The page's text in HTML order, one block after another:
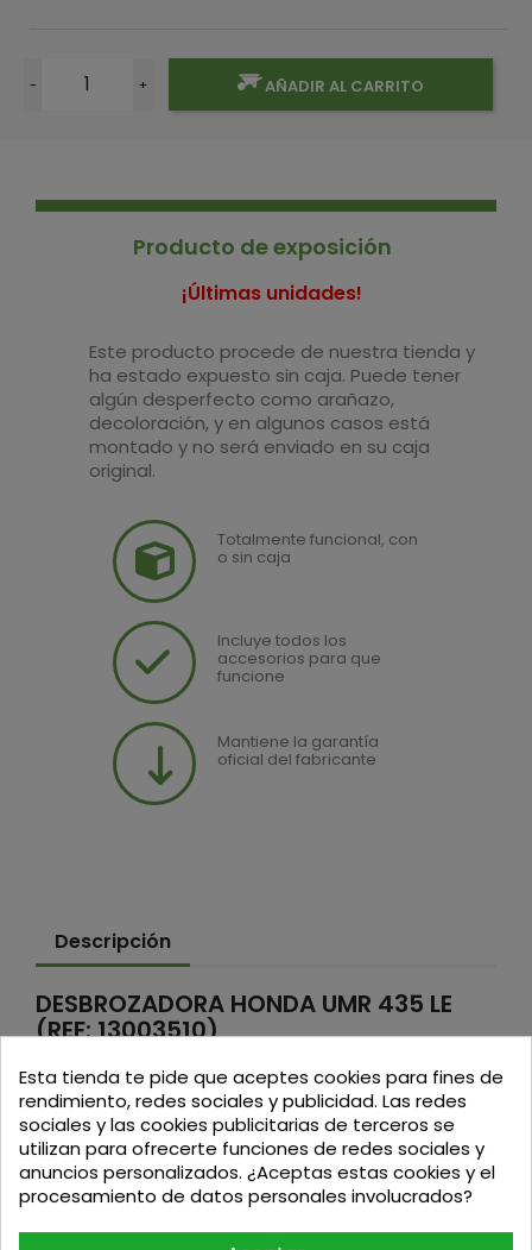
- + AÑADIR AL CARRITO
Producto de exposición
¡Últimas unidades!
Este producto procede de nuestra tienda y
ha estado expuesto sin caja. Puede tener
algún desperfecto como arañazo,
decoloración, y en algunos casos está
montado y no será enviado en su caja
original.
Totalmente funcional, con
o sin caja
Incluye todos los
accesorios para que
funcione
Mantiene la garantía
oficial del fabricante
Descripción
DESBROZADORA HONDA UMR 435 LE
(REF: 13003510)
mini motor Honda 4 tiempos de menor consumo,
ruido y emisiones. Ligera y cómoda. Especial trabajo
en pendientes.
CARACTERÍSTICAS
Tipo de motor: GX 35
Esta tienda te pide que aceptes cookies para fines de
rendimiento, redes sociales y publicidad. Las redes
sociales y las cookies publicitarias de terceros se
utilizan para ofrecerte funciones de redes sociales y
anuncios personalizados. ¿Aceptas estas cookies y el
procesamiento de datos personales involucrados?